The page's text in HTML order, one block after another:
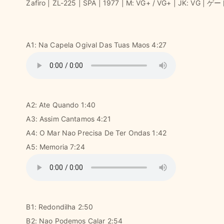
Zafiro | ZL-225 | SPA | 1977 | M: VG+ / VG+ | JK: VG | ゲー
A1: Na Capela Ogival Das Tuas Maos 4:27
A2: Ate Quando 1:40
A3: Assim Cantamos 4:21
A4: O Mar Nao Precisa De Ter Ondas 1:42
A5: Memoria 7:24
B1: Redondilha 2:50
B2: Nao Podemos Calar 2:54